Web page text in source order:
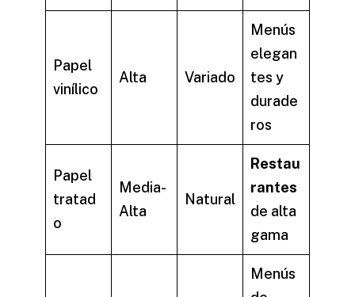
Papel
vinílico
Alta Variado
Menús
elegan
tes y
durade
ros
Papel
tratad
o
Media-
Alta
Natural
Restau
rantes
de alta
gama
Menús